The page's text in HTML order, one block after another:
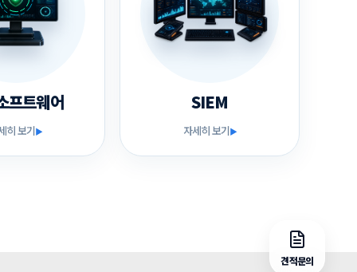
프트웨어
히 보기▶
SIEM
자세히 보기▶
견적문의